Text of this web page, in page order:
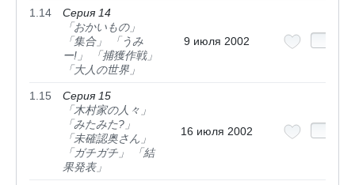
1.14
Серия 14
「おかいもの」
「集合」 「うみ
ー!」 「捕獲作戦」
「大人の世界」
9 июля 2002
1.15
Серия 15
「木村家の人々」
「みたみた?」
「未確認奥さん」
「ガチガチ」 「結
果発表」
16 июля 2002